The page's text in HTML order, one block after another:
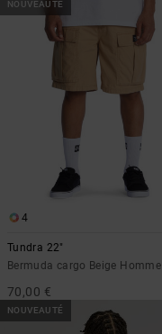
NOUVEAUTÉ
4
Tundra 22"
Bermuda cargo Beige Homme
70,00 €
NOUVEAUTÉ